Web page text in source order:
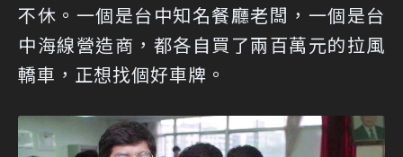
不休。一個是台中知名餐廳老闆，一個是台
中海線營造商，都各自買了兩百萬元的拉風
轎車，正想找個好車牌。